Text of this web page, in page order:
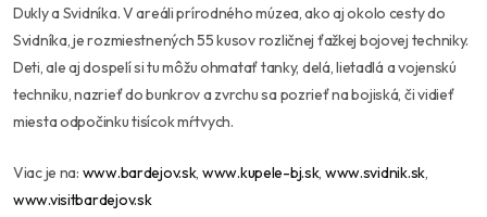
Dukly a Svidníka. V areáli prírodného múzea, ako aj okolo cesty do
Svidníka, je rozmiestnených 55 kusov rozličnej ťažkej bojovej techniky.
Deti, ale aj dospelí si tu môžu ohmatať tanky, delá, lietadlá a vojenskú
techniku, nazrieť do bunkrov a zvrchu sa pozrieť na bojiská, či vidieť
miesta odpočinku tisícok mŕtvych.
Viac je na: www.bardejov.sk, www.kupele-bj.sk, www.svidnik.sk,
www.visitbardejov.sk